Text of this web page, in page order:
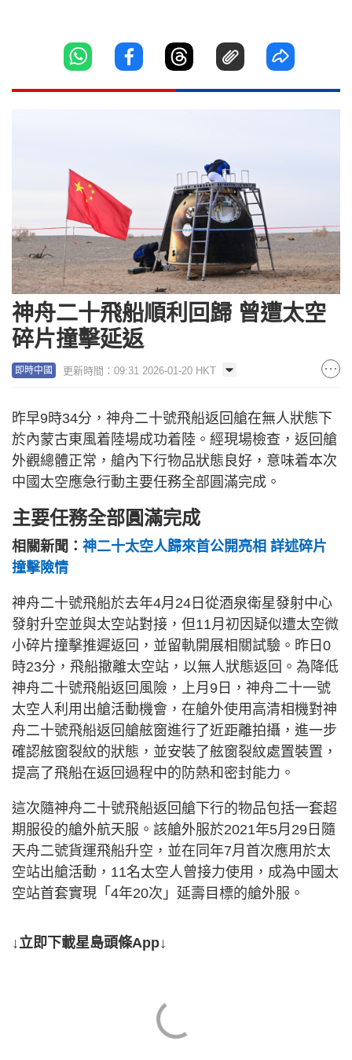
神舟二十飛船順利回歸 曾遭太空
碎片撞擊延返
即時中國 更新時間：09:31 2026-01-20 HKT
昨早9時34分，神舟二十號飛船返回艙在無人狀態下
於內蒙古東風着陸場成功着陸。經現場檢查，返回艙
外觀總體正常，艙內下行物品狀態良好，意味着本次
中國太空應急行動主要任務全部圓滿完成。
主要任務全部圓滿完成
相關新聞： 神二十太空人歸來首公開亮相 詳述碎片
撞擊險情
神舟二十號飛船於去年4月24日從酒泉衛星發射中心
發射升空並與太空站對接，但11月初因疑似遭太空微
小碎片撞擊推遲返回，並留軌開展相關試驗。昨日0
時23分，飛船撤離太空站，以無人狀態返回。為降低
神舟二十號飛船返回風險，上月9日，神舟二十一號
太空人利用出艙活動機會，在艙外使用高清相機對神
舟二十號飛船返回艙舷窗進行了近距離拍攝，進一步
確認舷窗裂紋的狀態，並安裝了舷窗裂紋處置裝置，
提高了飛船在返回過程中的防熱和密封能力。
這次隨神舟二十號飛船返回艙下行的物品包括一套超
期服役的艙外航天服。該艙外服於2021年5月29日隨
天舟二號貨運飛船升空，並在同年7月首次應用於太
空站出艙活動，11名太空人曾接力使用，成為中國太
空站首套實現「4年20次」延壽目標的艙外服。
↓立即下載星島頭條App↓